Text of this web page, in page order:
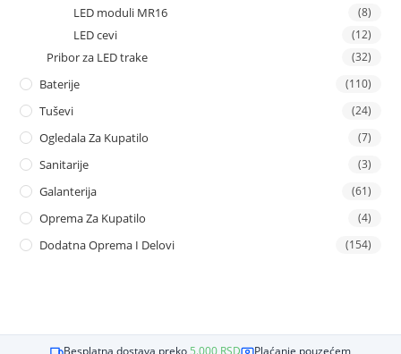
LED moduli MR16 (8)
LED cevi (12)
Pribor za LED trake (32)
Baterije (110)
Tuševi (24)
Ogledala Za Kupatilo (7)
Sanitarije (3)
Galanterija (61)
Oprema Za Kupatilo (4)
Dodatna Oprema I Delovi (154)
Besplatna dostava preko 5.000 RSD
Plaćanje pouzećem